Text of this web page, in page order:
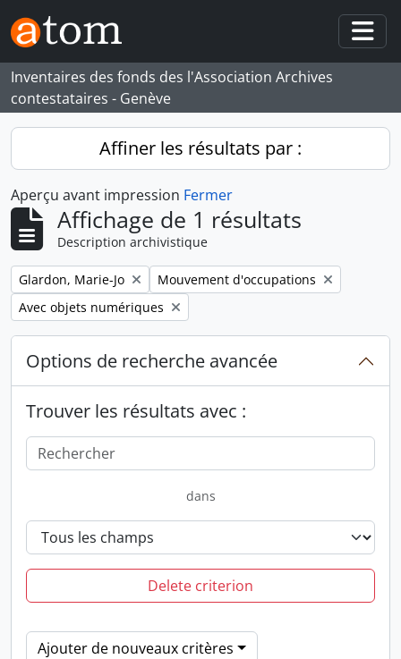
Skip to main content
Inventaires des fonds des l'Association Archives
contestataires - Genève
Affiner les résultats par :
Aperçu avant impression Fermer
Affichage de 1 résultats
Description archivistique
Remove filter:
Glardon, Marie-Jo Remove filter:
Mouvement d'occupations
Remove filter:
Avec objets numériques
Options de recherche avancée
Trouver les résultats avec :
dans
Delete criterion
Ajouter de nouveaux critères